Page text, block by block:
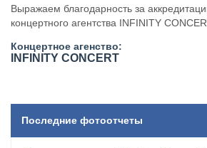
Выражаем благодарность за
концертного агентства ​INFINITY
Концертное агенство:
​INFINITY CONCERT
Последние фотоотчеты